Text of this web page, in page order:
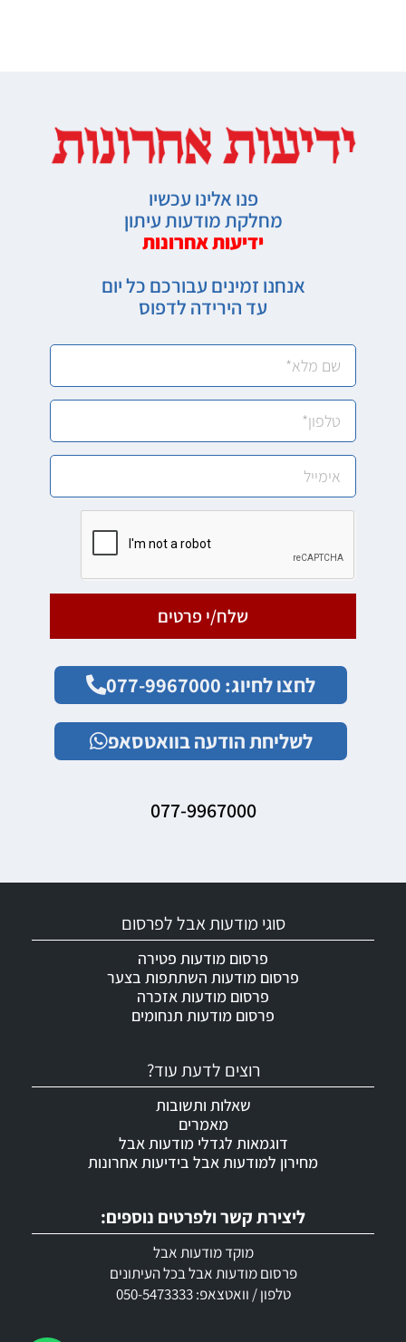
פנו אלינו עכשיו
מחלקת מודעות עיתון
ידיעות אחרונות
אנחנו זמינים עבורכם כל יום
עד הירידה לדפוס
שלח/י פרטים
לחצו לחיוג: 077-9967000
לשליחת הודעה בוואטסאפ
077-9967000
ליצירת קשר ולפרטים נוספים:
מוקד מודעות אבל
פרסום מודעות אבל בכל העיתונים
טלפון / וואטצאפ: 050-5473333
רוצים לדעת עוד?
שאלות ותשובות
מאמרים
דוגמאות לגדלי מודעות אבל
מחירון למודעות אבל בידיעות אחרונות
סוגי מודעות אבל לפרסום
פרסום מודעות פטירה
פרסום מודעות השתתפות בצער
פרסום מודעות אזכרה
פרסום מודעות תנחומים